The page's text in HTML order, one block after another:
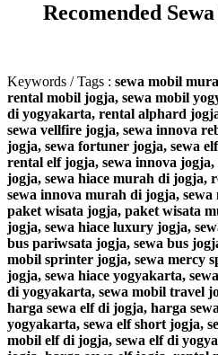
Recomended
Keywords / Tags : sewa mobil
rental mobil jogja, sewa mobil
di yogyakarta, rental alphard
sewa vellfire jogja, sewa innova
jogja, sewa fortuner jogja, sewa
rental elf jogja, sewa innova
jogja, sewa hiace murah di jogja,
sewa innova murah di jogja,
paket wisata jogja, paket wisata
jogja, sewa hiace luxury jogja,
bus pariwsata jogja, sewa bus
mobil sprinter jogja, sewa mercy
jogja, sewa hiace yogyakarta,
di yogyakarta, sewa mobil travel
harga sewa elf di jogja, harga
yogyakarta, sewa elf short jogja,
mobil elf di jogja, sewa elf di